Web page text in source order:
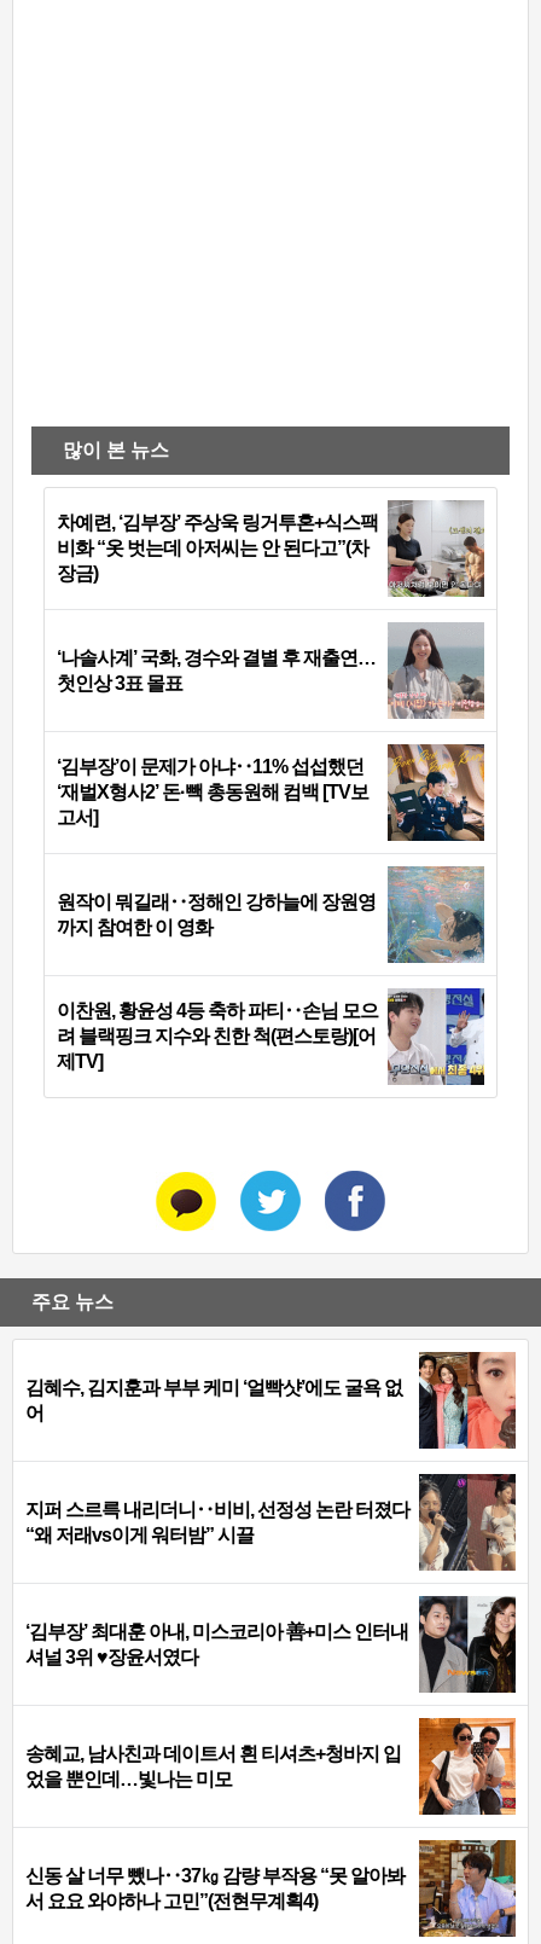
많이 본 뉴스
차예련, ‘김부장’ 주상욱 링거투혼+식스팩
비화 “옷 벗는데 아저씨는 안 된다고”(차
장금)
‘나솔사계’ 국화, 경수와 결별 후 재출연…
첫인상 3표 몰표
‘김부장’이 문제가 아냐‥11% 섭섭했던
‘재벌X형사2’ 돈·빽 총동원해 컴백 [TV보
고서]
원작이 뭐길래‥정해인 강하늘에 장원영
까지 참여한 이 영화
이찬원, 황윤성 4등 축하 파티‥손님 모으
려 블랙핑크 지수와 친한 척(편스토랑)[어
제TV]
주요 뉴스
김혜수, 김지훈과 부부 케미 ‘얼빡샷’에도 굴욕 없
어
지퍼 스르륵 내리더니‥비비, 선정성 논란 터졌다
“왜 저래vs이게 워터밤” 시끌
‘김부장’ 최대훈 아내, 미스코리아 善+미스 인터내
셔널 3위 ♥장윤서였다
송혜교, 남사친과 데이트서 흰 티셔츠+청바지 입
었을 뿐인데…빛나는 미모
신동 살 너무 뺐나‥37㎏ 감량 부작용 “못 알아봐
서 요요 와야하나 고민”(전현무계획4)